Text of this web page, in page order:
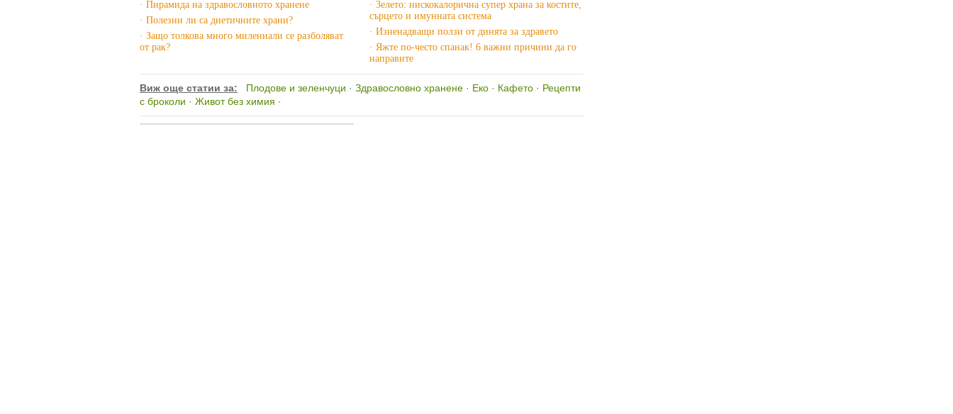
· Пирамида на здравословното хранене
· Полезни ли са диетичните храни?
· Защо толкова много милениали се разболяват
от рак?
· Зелето: нискокалорична супер храна за костите,
сърцето и имунната система
· Изненадващи ползи от динята за здравето
· Яжте по-често спанак! 6 важни причини да го
направите
Виж още статии за: Плодове и зеленчуци · Здравословно хранене · Еко · Кафето · Рецепти
с броколи · Живот без химия ·